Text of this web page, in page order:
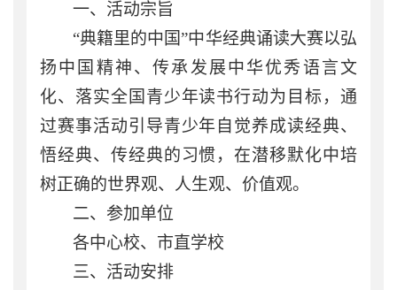
一、活动宗旨
“典籍里的中国”中华经典诵读大赛以弘
扬中国精神、传承发展中华优秀语言文
化、落实全国青少年读书行动为目标，通
过赛事活动引导青少年自觉养成读经典、
悟经典、传经典的习惯，在潜移默化中培
树正确的世界观、人生观、价值观。
二、参加单位
各中心校、市直学校
三、活动安排